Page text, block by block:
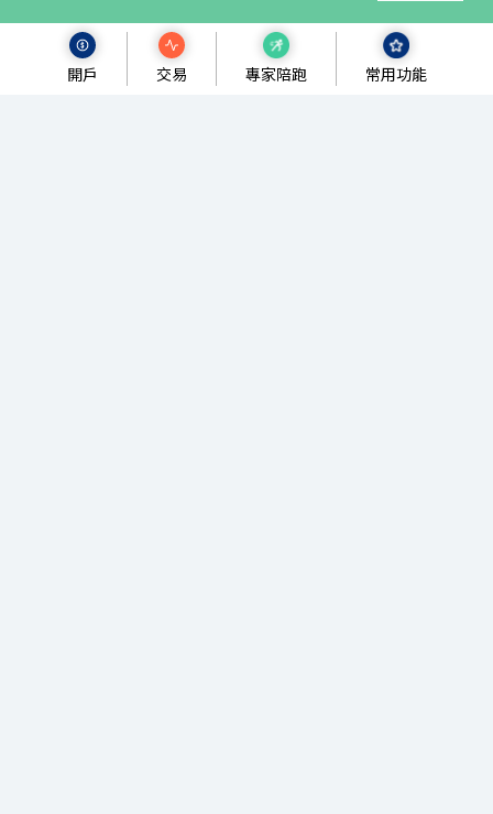
開戶 交易 專家陪跑 常用功能
金融友善服務專區
共同行銷專區